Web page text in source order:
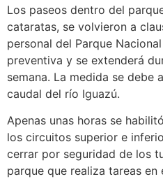
Los paseos dentro del
cataratas, se volvieron a
personal del Parque
preventiva y se extenderá
semana. La medida se debe
caudal del río Iguazú.
Apenas unas horas se
los circuitos superior e
cerrar por seguridad de los
parque que realiza tareas en